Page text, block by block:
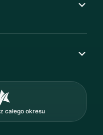
z całego okresu